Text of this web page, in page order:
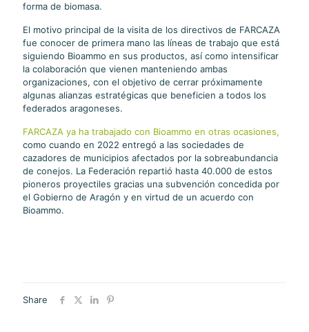
forma de biomasa.
El motivo principal de la visita de los directivos de FARCAZA
fue conocer de primera mano las líneas de trabajo que está
siguiendo Bioammo en sus productos, así como intensificar
la colaboración que vienen manteniendo ambas
organizaciones, con el objetivo de cerrar próximamente
algunas alianzas estratégicas que beneficien a todos los
federados aragoneses.
FARCAZA ya ha trabajado con Bioammo en otras ocasiones,
como cuando en 2022 entregó a las sociedades de
cazadores de municipios afectados por la sobreabundancia
de conejos. La Federación repartió hasta 40.000 de estos
pioneros proyectiles gracias una subvención concedida por
el Gobierno de Aragón y en virtud de un acuerdo con
Bioammo.
Share